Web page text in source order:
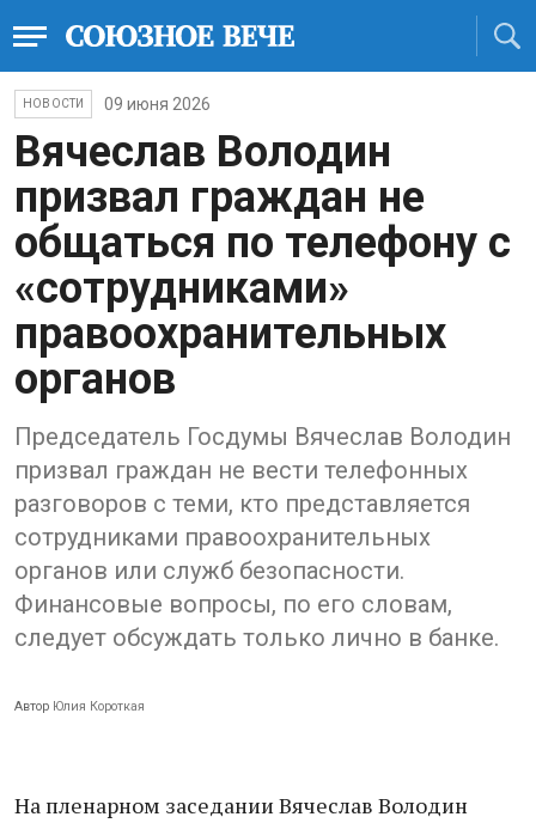
НОВОСТИ 09 июня 2026
Вячеслав Володин
призвал граждан не
общаться по телефону с
«сотрудниками»
правоохранительных
органов
Председатель Госдумы Вячеслав Володин
призвал граждан не вести телефонных
разговоров с теми, кто представляется
сотрудниками правоохранительных
органов или служб безопасности.
Финансовые вопросы, по его словам,
следует обсуждать только лично в банке.
Автор Юлия Короткая
На пленарном заседании Вячеслав Володин